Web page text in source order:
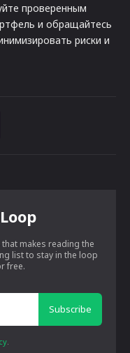
проверенным
и обращайтесь
риски и
makes reading the
list to stay in the loop
free.
Subscribe